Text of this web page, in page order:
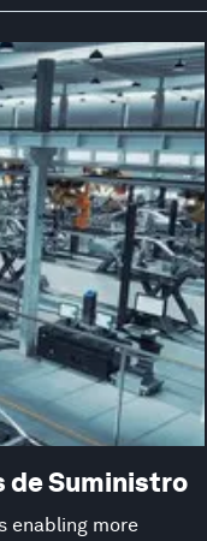
de Suministro
enabling more